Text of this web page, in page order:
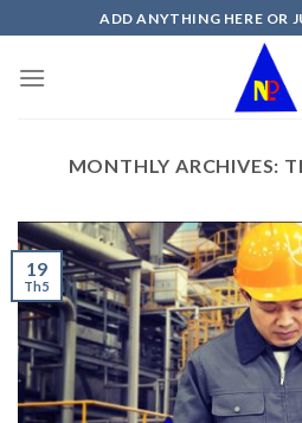
to
content
ADD ANYTHING HERE OR
MONTHLY ARCHIVES:
19
Th5